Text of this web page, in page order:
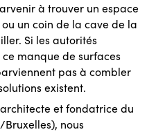
à trouver un espace
un coin de la cave de la
Si les autorités
manque de surfaces
pas à combler
existent.
et fondatrice du
Bruxelles), nous